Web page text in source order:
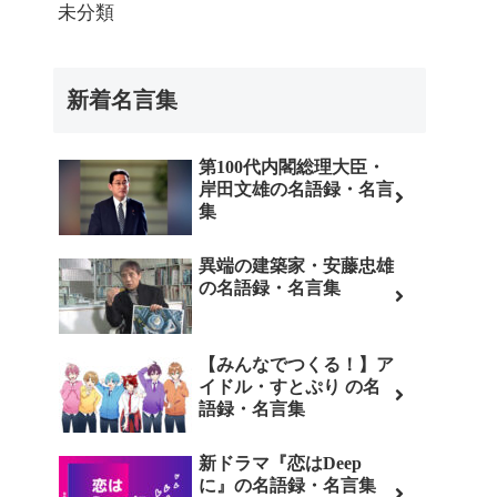
未分類
新着名言集
第100代内閣総理大臣・
岸田文雄の名語録・名言
集
異端の建築家・安藤忠雄
の名語録・名言集
【みんなでつくる！】ア
イドル・すとぷり の名
語録・名言集
新ドラマ『恋はDeep
に』の名語録・名言集